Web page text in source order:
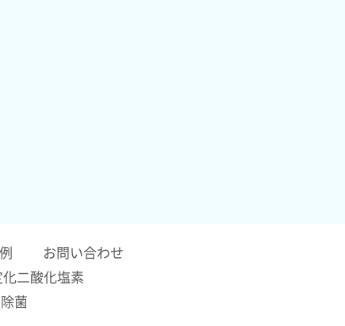
お問い合わせ
二酸化塩素
菌